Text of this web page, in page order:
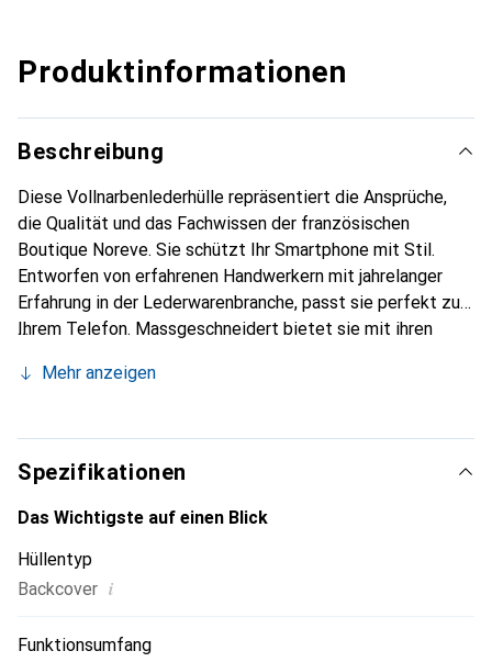
Produktinformationen
Beschreibung
Diese Vollnarbenlederhülle repräsentiert die Ansprüche,
die Qualität und das Fachwissen der französischen
Boutique Noreve. Sie schützt Ihr Smartphone mit Stil.
Entworfen von erfahrenen Handwerkern mit jahrelanger
Erfahrung in der Lederwarenbranche, passt sie perfekt zu
Ihrem Telefon. Massgeschneidert bietet sie mit ihren
wird zum schicken und unverzichtbaren Accessoire für Ihr
Produkte ist die Marke Noreve eine zuverlässige Wahl für
eine anspruchsvolle Kundschaft.
Mehr anzeigen
Spezifikationen
Das Wichtigste auf einen Blick
Hüllentyp
Backcover i
Funktionsumfang